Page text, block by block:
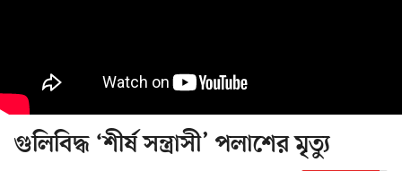
গুলিবিদ্ধ ‘শীর্ষ সন্ত্রাসী’ পলাশের মৃত্যু